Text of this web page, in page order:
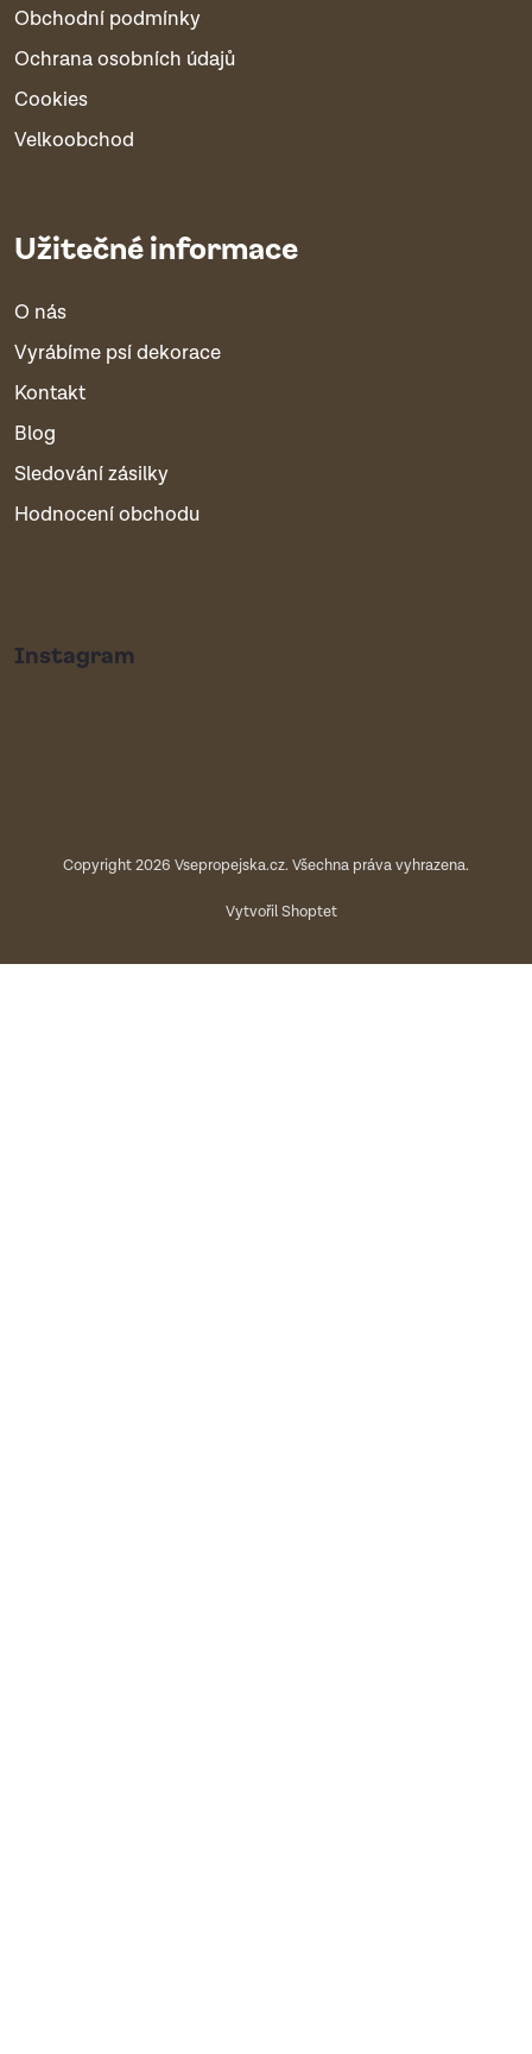
Obchodní podmínky
Ochrana osobních údajů
Cookies
Velkoobchod
Užitečné informace
O nás
Vyrábíme psí dekorace
Kontakt
Blog
Sledování zásilky
Hodnocení obchodu
Instagram
Vytvořil Shoptet
Copyright 2026 Vsepropejska.cz. Všechna práva vyhrazena.